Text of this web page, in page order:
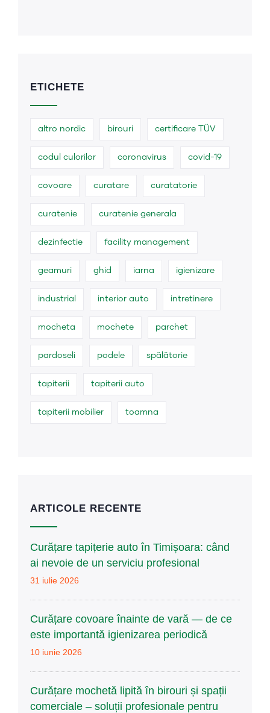
ETICHETE
altro nordic birouri certificare TÜV
codul culorilor coronavirus covid-19
covoare curatare curatatorie
curatenie curatenie generala
dezinfectie facility management
geamuri ghid iarna igienizare
industrial interior auto intretinere
mocheta mochete parchet
pardoseli podele spălătorie
tapiterii tapiterii auto
tapiterii mobilier toamna
ARTICOLE RECENTE
Curățare tapițerie auto în Timișoara: când
ai nevoie de un serviciu profesional
31 iulie 2026
Curățare covoare înainte de vară — de ce
este importantă igienizarea periodică
10 iunie 2026
Curățare mochetă lipită în birouri și spații
comerciale – soluții profesionale pentru